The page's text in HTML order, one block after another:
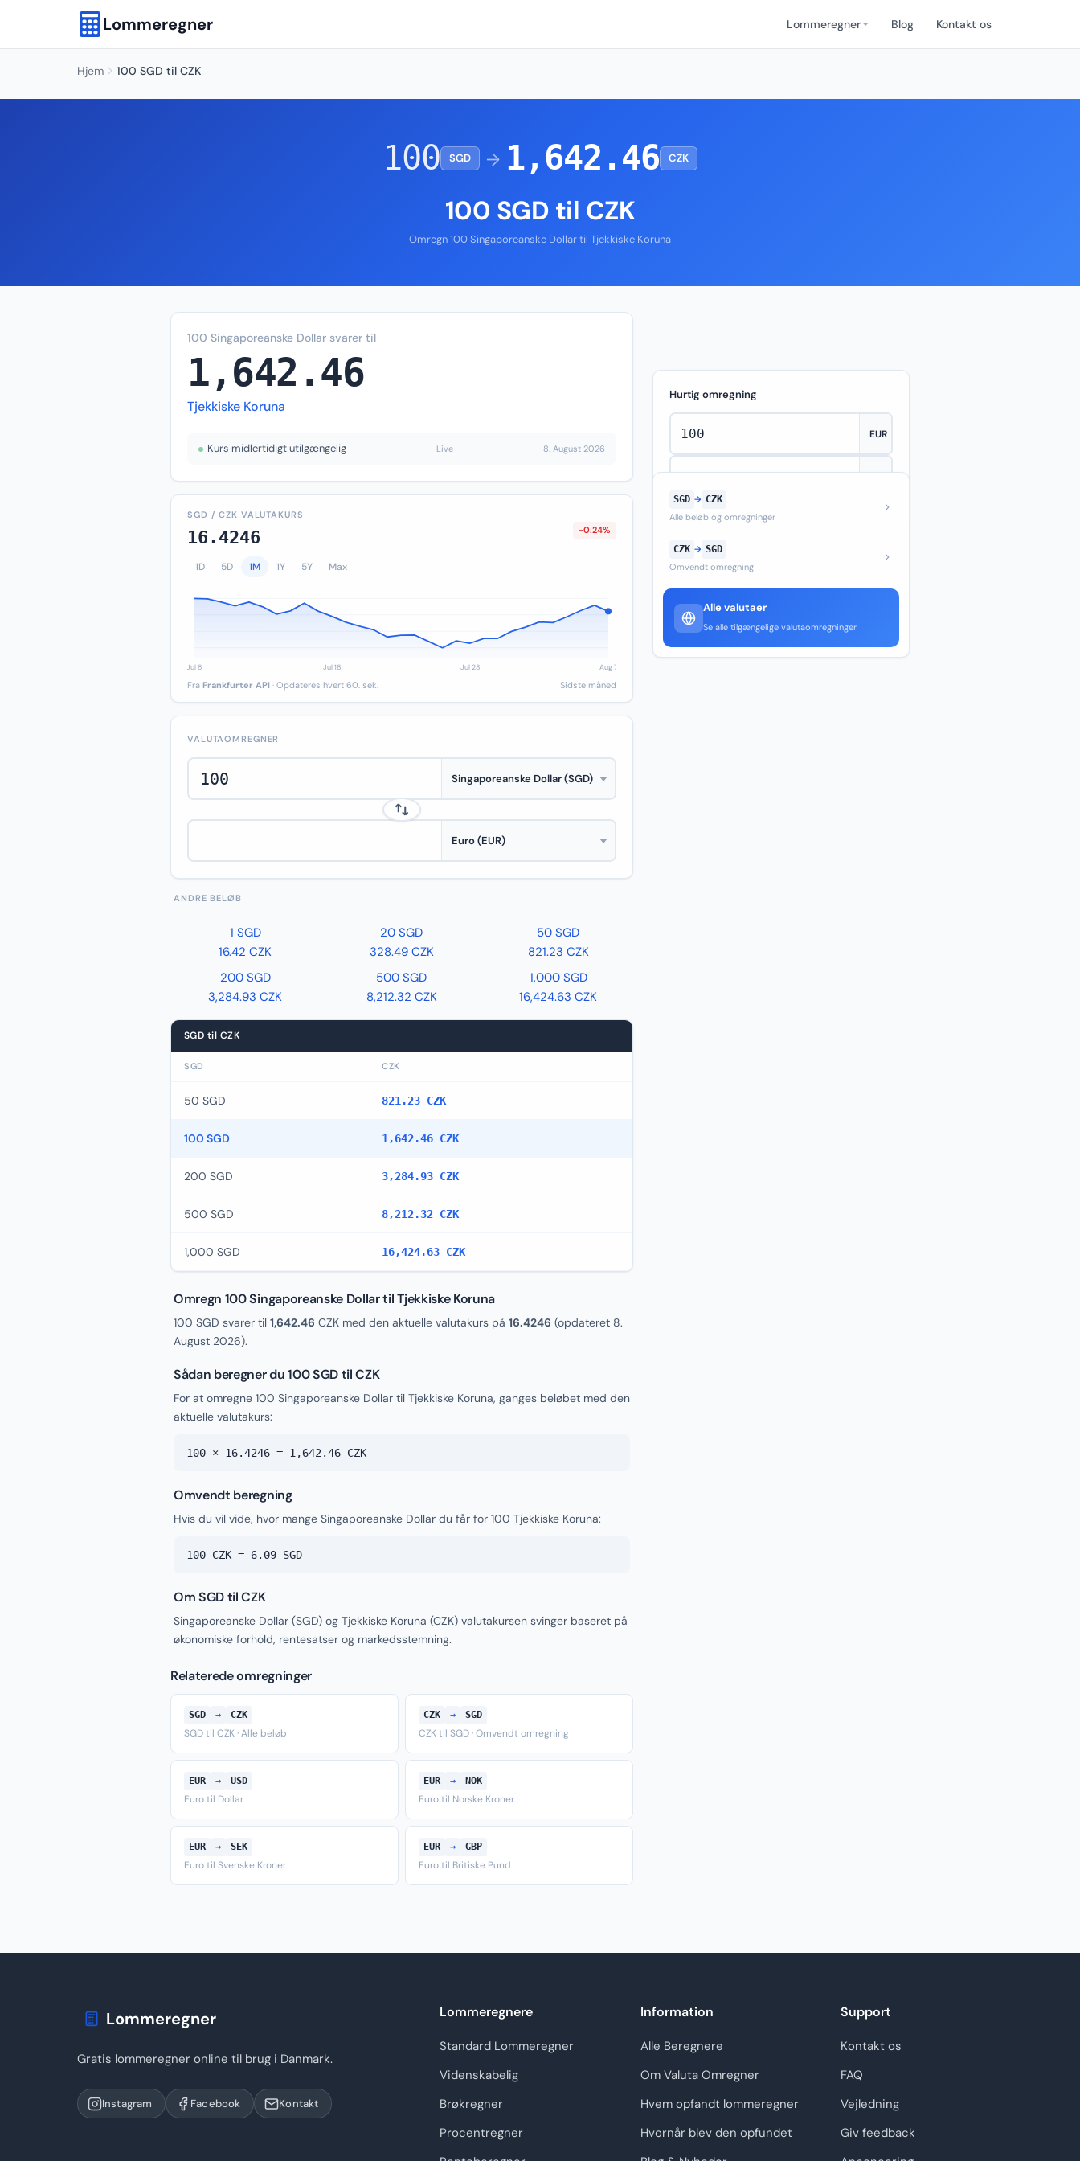
Lommeregner Lommeregner Blog Kontakt os
Hjem 100 SGD til CZK
100 SGD → 1,642.46 CZK
100 SGD til CZK
Omregn 100 Singaporeanske Dollar til Tjekkiske Koruna
100 Singaporeanske Dollar svarer til
1,642.46
Tjekkiske Koruna
Kurs midlertidigt utilgængelig Live 8. August 2026
SGD / CZK VALUTAKURS
16.4246 -0.24%
1D 5D 1M 1Y 5Y Max
Fra Frankfurter API · Opdateres hvert 60. sek. Sidste måned
VALUTAOMREGNER
ANDRE BELØB
1 SGD
16.42 CZK
20 SGD
328.49 CZK
50 SGD
821.23 CZK
200 SGD
3,284.93 CZK
500 SGD
8,212.32 CZK
1,000 SGD
16,424.63 CZK
SGD til CZK
SGD CZK
50 SGD 821.23 CZK
100 SGD 1,642.46 CZK
200 SGD 3,284.93 CZK
500 SGD 8,212.32 CZK
1,000 SGD 16,424.63 CZK
Omregn 100 Singaporeanske Dollar til Tjekkiske Koruna
100 SGD svarer til 1,642.46 CZK med den aktuelle valutakurs på 16.4246 (opdateret 8.
August 2026).
Sådan beregner du 100 SGD til CZK
For at omregne 100 Singaporeanske Dollar til Tjekkiske Koruna, ganges beløbet med den
aktuelle valutakurs:
100 × 16.4246 = 1,642.46 CZK
Omvendt beregning
Hvis du vil vide, hvor mange Singaporeanske Dollar du får for 100 Tjekkiske Koruna:
100 CZK = 6.09 SGD
Om SGD til CZK
Singaporeanske Dollar (SGD) og Tjekkiske Koruna (CZK) valutakursen svinger baseret på
økonomiske forhold, rentesatser og markedsstemning.
Relaterede omregninger
SGD → CZK
SGD til CZK · Alle beløb
CZK → SGD
CZK til SGD · Omvendt omregning
EUR → USD
Euro til Dollar
EUR → NOK
Euro til Norske Kroner
EUR → SEK
Euro til Svenske Kroner
EUR → GBP
Euro til Britiske Pund
Hurtig omregning
SGD → CZK
Alle beløb og omregninger
CZK → SGD
Omvendt omregning
Alle valutaer
Se alle tilgængelige valutaomregninger
Lommeregner
Gratis lommeregner online til brug i Danmark.
Instagram Facebook Kontakt
Lommeregnere
Standard Lommeregner
Videnskabelig
Brøkregner
Procentregner
Information
Alle Beregnere
Om Valuta Omregner
Hvem opfandt lommeregner
Hvornår blev den opfundet
Support
Kontakt os
FAQ
Vejledning
Giv feedback